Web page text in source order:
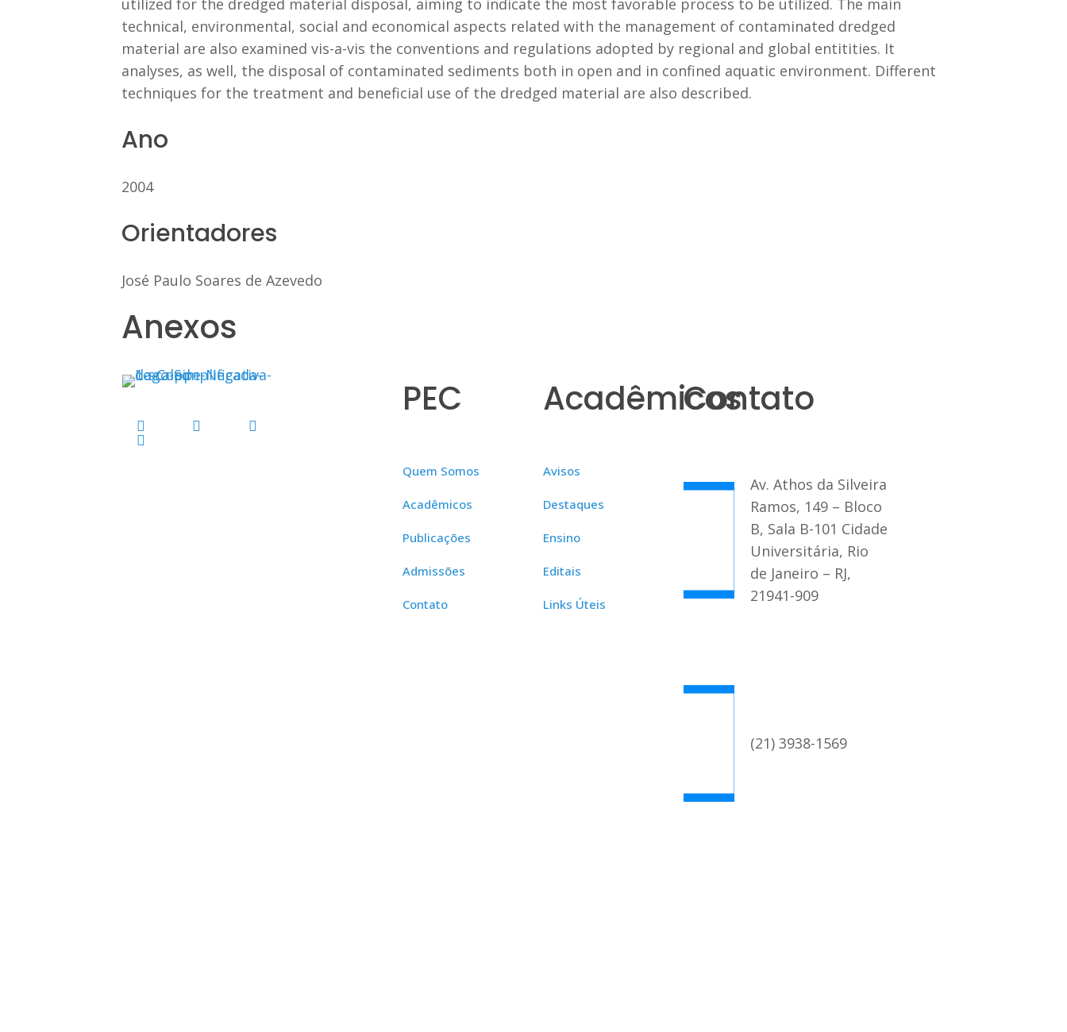
utilized for the dredged material disposal, aiming to indicate the most favorable process to be utilized. The main
technical, environmental, social and economical aspects related with the management of contaminated dredged
material are also examined vis-a-vis the conventions and regulations adopted by regional and global entitities. It
analyses, as well, the disposal of contaminated sediments both in open and in confined aquatic environment. Different
techniques for the treatment and beneficial use of the dredged material are also described.
Ano
2004
Orientadores
José Paulo Soares de Azevedo
Anexos
PEC
Quem Somos
Acadêmicos
Publicações
Admissões
Contato
Acadêmicos
Avisos
Destaques
Ensino
Editais
Links Úteis
Contato
Av. Athos da Silveira
Ramos, 149 – Bloco
B, Sala B-101 Cidade
Universitária, Rio
de Janeiro – RJ,
21941-909
(21) 3938-1569